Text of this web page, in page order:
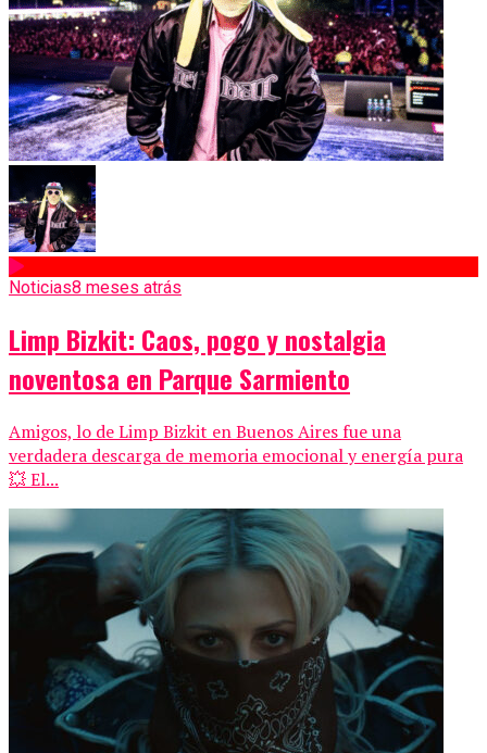
Noticias8 meses atrás
Limp Bizkit: Caos, pogo y nostalgia
noventosa en Parque Sarmiento
Amigos, lo de Limp Bizkit en Buenos Aires fue una
verdadera descarga de memoria emocional y energía pura
💥 El...